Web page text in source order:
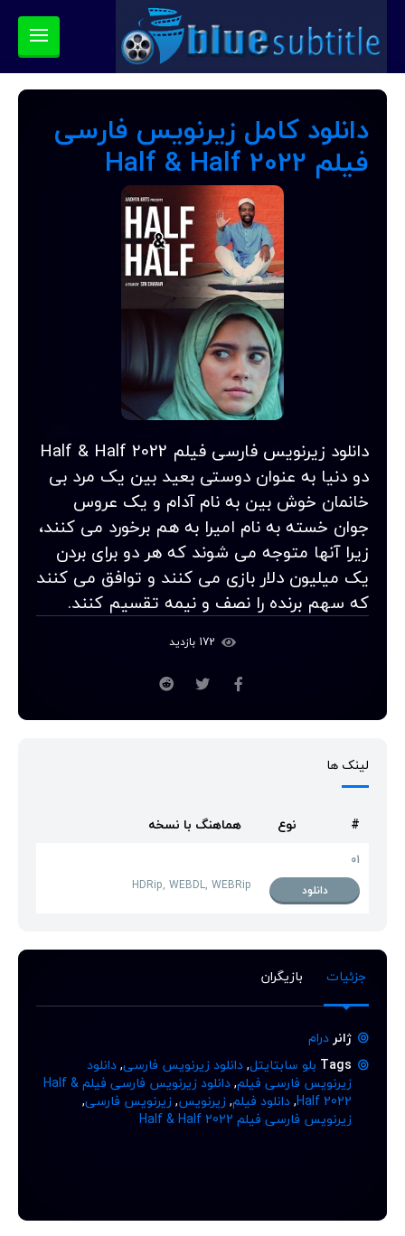
دانلود کامل زیرنویس فارسی
فیلم Half & Half 2022
دانلود زیرنویس فارسی فیلم Half & Half 2022
دو دنیا به عنوان دوستی بعید بین یک مرد بی
خانمان خوش بین به نام آدام و یک عروس
جوان خسته به نام امیرا به هم برخورد می کنند،
زیرا آنها متوجه می شوند که هر دو برای بردن
یک میلیون دلار بازی می کنند و توافق می کنند
که سهم برنده را نصف و نیمه تقسیم کنند.
لینک ها
# نوع هماهنگ با نسخه
01
دانلود
HDRip, WEBDL, WEBRip
جزئیات بازیگران
ژانردرام
Tags بلو سابتایتل,دانلود زیرنویس فارسی,دانلود
زیرنویس فارسی فیلم,
دانلود زیرنویس فارسی فیلم Half &
Half 2022
,دانلود فیلم,زیرنویس,زیرنویس فارسی,
زیرنویس فارسی فیلم Half & Half 2022